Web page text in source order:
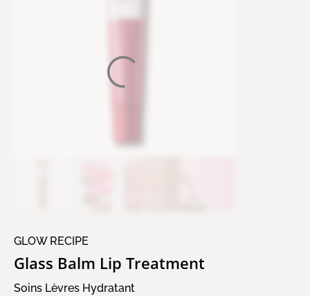
GLOW RECIPE
Glass Balm Lip Treatment
Soins Lèvres Hydratant